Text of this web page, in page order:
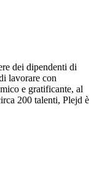
dei dipendenti di
lavorare con
e gratificante, al
200 talenti, Plejd è